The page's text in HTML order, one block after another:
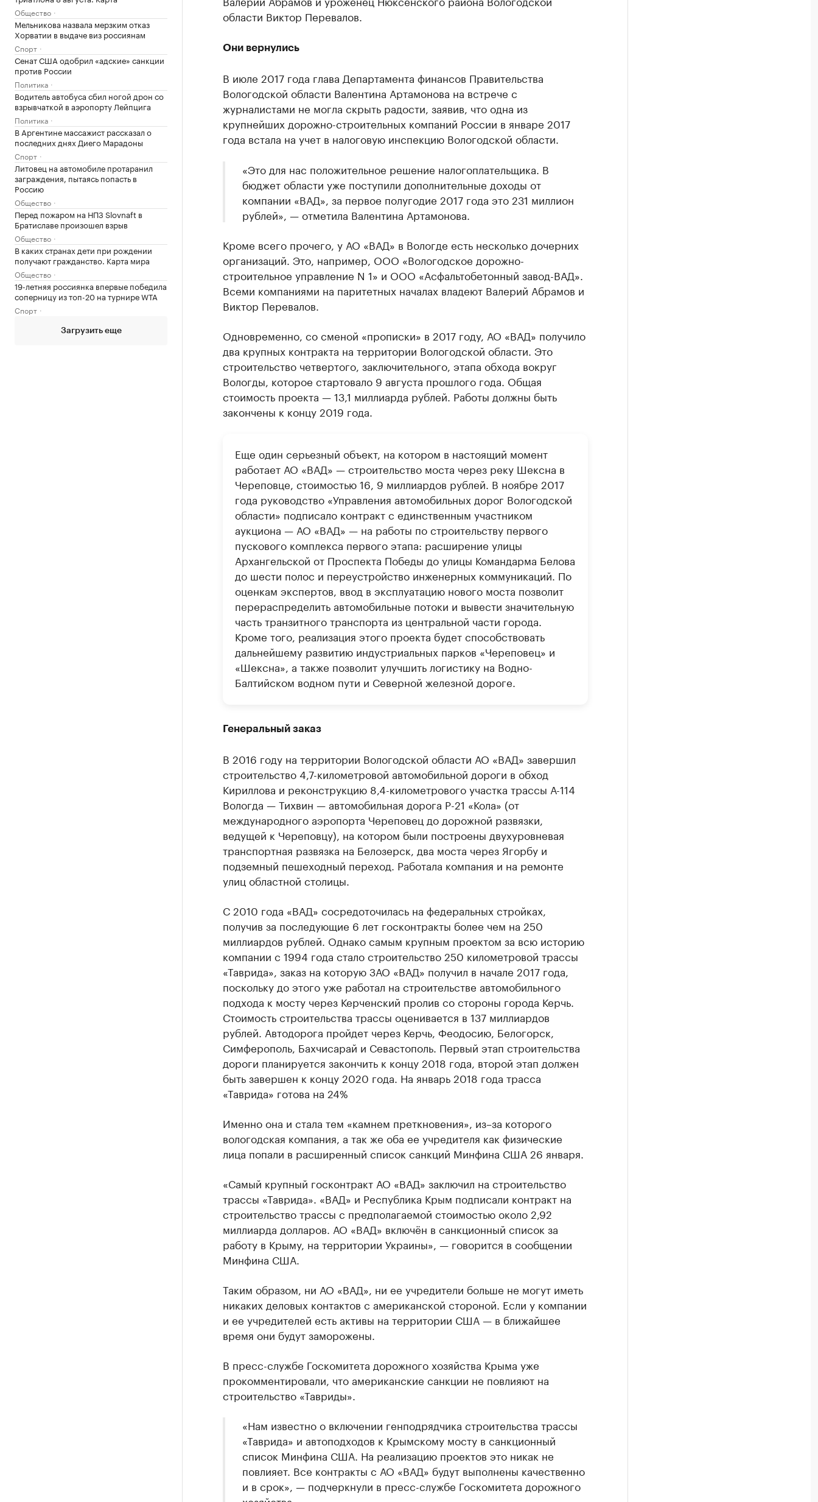
Общество
Мельникова назвала мерзким отказ
Хорватии в выдаче виз россиянам
Спорт
Сенат США одобрил «адские» санкции
против России
Политика
Водитель автобуса сбил ногой дрон со
взрывчаткой в аэропорту Лейпцига
Политика
В Аргентине массажист рассказал о
последних днях Диего Марадоны
Спорт
Литовец на автомобиле протаранил
заграждения, пытаясь попасть в
Россию
Общество
Перед пожаром на НПЗ Slovnaft в
Братиславе произошел взрыв
Общество
В каких странах дети при рождении
получают гражданство. Карта мира
Общество
19-летняя россиянка впервые победила
соперницу из топ-20 на турнире WTA
Спорт
Загрузить еще
области Виктор Перевалов.
Они вернулись
В июле 2017 года глава Департамента финансов Правительства
Вологодской области Валентина Артамонова на встрече с
журналистами не могла скрыть радости, заявив, что одна из
крупнейших дорожно-строительных компаний России в январе 2017
года встала на учет в налоговую инспекцию Вологодской области.
«Это для нас положительное решение налогоплательщика. В
бюджет области уже поступили дополнительные доходы от
компании «ВАД», за первое полугодие 2017 года это 231 миллион
рублей», — отметила Валентина Артамонова.
Кроме всего прочего, у АО «ВАД» в Вологде есть несколько дочерних
организаций. Это, например, ООО «Вологодское дорожно-
строительное управление N 1» и ООО «Асфальтобетонный завод-ВАД».
Всеми компаниями на паритетных началах владеют Валерий Абрамов и
Виктор Перевалов.
Одновременно, со сменой «прописки» в 2017 году, АО «ВАД» получило
два крупных контракта на территории Вологодской области. Это
строительство четвертого, заключительного, этапа обхода вокруг
Вологды, которое стартовало 9 августа прошлого года. Общая
стоимость проекта — 13,1 миллиарда рублей. Работы должны быть
закончены к концу 2019 года.
Еще один серьезный объект, на котором в настоящий момент
работает АО «ВАД» — строительство моста через реку Шексна в
Череповце, стоимостью 16, 9 миллиардов рублей. В ноябре 2017
года руководство «Управления автомобильных дорог Вологодской
области» подписало контракт с единственным участником
аукциона — АО «ВАД» — на работы по строительству первого
пускового комплекса первого этапа: расширение улицы
Архангельской от Проспекта Победы до улицы Командарма Белова
до шести полос и переустройство инженерных коммуникаций. По
оценкам экспертов, ввод в эксплуатацию нового моста позволит
перераспределить автомобильные потоки и вывести значительную
часть транзитного транспорта из центральной части города.
Кроме того, реализация этого проекта будет способствовать
дальнейшему развитию индустриальных парков «Череповец» и
«Шексна», а также позволит улучшить логистику на Водно-
Балтийском водном пути и Северной железной дороге.
Генеральный заказ
В 2016 году на территории Вологодской области АО «ВАД» завершил
строительство 4,7-километровой автомобильной дороги в обход
Кириллова и реконструкцию 8,4-километрового участка трассы А-114
Вологда — Тихвин — автомобильная дорога Р-21 «Кола» (от
международного аэропорта Череповец до дорожной развязки,
ведущей к Череповцу), на котором были построены двухуровневая
транспортная развязка на Белозерск, два моста через Ягорбу и
подземный пешеходный переход. Работала компания и на ремонте
улиц областной столицы.
С 2010 года «ВАД» сосредоточилась на федеральных стройках,
получив за последующие 6 лет госконтракты более чем на 250
миллиардов рублей. Однако самым крупным проектом за всю историю
компании с 1994 года стало строительство 250 километровой трассы
«Таврида», заказ на которую ЗАО «ВАД» получил в начале 2017 года,
поскольку до этого уже работал на строительстве автомобильного
подхода к мосту через Керченский пролив со стороны города Керчь.
Стоимость строительства трассы оценивается в 137 миллиардов
рублей. Автодорога пройдет через Керчь, Феодосию, Белогорск,
Симферополь, Бахчисарай и Севастополь. Первый этап строительства
дороги планируется закончить к концу 2018 года, второй этап должен
быть завершен к концу 2020 года. На январь 2018 года трасса
«Таврида» готова на 24%
Именно она и стала тем «камнем преткновения», из–за которого
вологодская компания, а так же оба ее учредителя как физические
лица попали в расширенный список санкций Минфина США 26 января.
«Самый крупный госконтракт АО «ВАД» заключил на строительство
трассы «Таврида». «ВАД» и Республика Крым подписали контракт на
строительство трассы с предполагаемой стоимостью около 2,92
миллиарда долларов. АО «ВАД» включён в санкционный список за
работу в Крыму, на территории Украины», — говорится в сообщении
Минфина США.
Таким образом, ни АО «ВАД», ни ее учредители больше не могут иметь
никаких деловых контактов с американской стороной. Если у компании
и ее учредителей есть активы на территории США — в ближайшее
время они будут заморожены.
В пресс-службе Госкомитета дорожного хозяйства Крыма уже
прокомментировали, что американские санкции не повлияют на
строительство «Тавриды».
«Нам известно о включении генподрядчика строительства трассы
«Таврида» и автоподходов к Крымскому мосту в санкционный
список Минфина США. На реализацию проектов это никак не
повлияет. Все контракты с АО «ВАД» будут выполнены качественно
и в срок», — подчеркнули в пресс-службе Госкомитета дорожного